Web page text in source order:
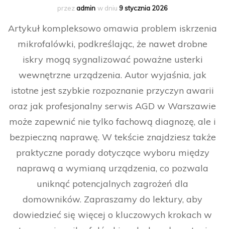
przezadmin w dniu 9 stycznia 2026
Artykuł kompleksowo omawia problem iskrzenia
mikrofalówki, podkreślając, że nawet drobne
iskry mogą sygnalizować poważne usterki
wewnętrzne urządzenia. Autor wyjaśnia, jak
istotne jest szybkie rozpoznanie przyczyn awarii
oraz jak profesjonalny serwis AGD w Warszawie
może zapewnić nie tylko fachową diagnozę, ale i
bezpieczną naprawę. W tekście znajdziesz także
praktyczne porady dotyczące wyboru między
naprawą a wymianą urządzenia, co pozwala
uniknąć potencjalnych zagrożeń dla
domowników. Zapraszamy do lektury, aby
dowiedzieć się więcej o kluczowych krokach w